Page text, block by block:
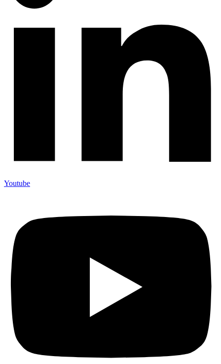
Youtube